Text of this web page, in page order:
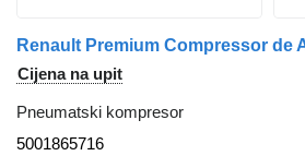
Cijena na upit
Pneumatski kompresor
5001865716